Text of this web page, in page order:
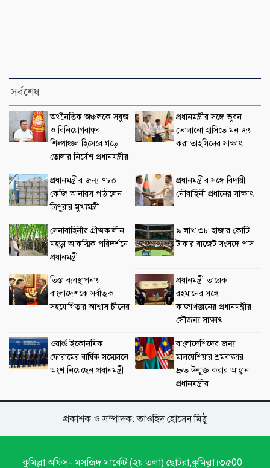
সর্বশেষ
অর্থনৈতিক অঞ্চলকে সবুজ
ও বিনিয়োগবান্ধব
শিল্পাঞ্চল হিসেবে গড়ে
তোলার নির্দেশ প্রধানমন্ত্রীর
প্রধানমন্ত্রীর সঙ্গে ভুবন
ভোলানো হাসিতে মন জয়
করা তাহসিনের সাক্ষাৎ
প্রধানমন্ত্রীর জন্য ৭৮০
কেজি আনারস পাঠালেন
ত্রিপুরার মুখ্যমন্ত্রী
প্রধানমন্ত্রীর সঙ্গে বিদায়ী
নৌবাহিনী প্রধানের সাক্ষাৎ
সেনাবাহিনীর গ্রীষ্মকালীন
মহড়া আকস্মিক পরিদর্শনে
প্রধানমন্ত্রী
৯ লাখ ৩৮ হাজার কোটি
টাকার বাজেট সংসদে পাস
তিস্তা ব্যবস্থাপনায়
বাংলাদেশকে সর্বাত্মক
সহযোগিতার আশ্বাস চীনের
প্রধানমন্ত্রী তারেক
রহমানের সঙ্গে
কাজাখস্তানের প্রধানমন্ত্রীর
সৌজন্য সাক্ষাৎ
ওয়ার্ল্ড ইকোনমিক
ফোরামের বার্ষিক সম্মেলনে
অংশ নিয়েছেন প্রধানমন্ত্রী
বাংলাদেশিদের জন্য
মালয়েশিয়ার শ্রমবাজার
দ্রুত উন্মুক্ত করার আহ্বান
প্রধানমন্ত্রীর
প্রকাশক ও সম্পাদক: তাওহিদ হোসেন মিঠু
কুমিল্লা অফিস- মসজিদ মার্কেট (২য় তলা) ছোটরা,কুমিল্লা।৩৫00